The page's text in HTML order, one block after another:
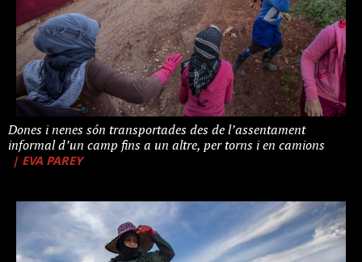
Dones i nenes són transportades des de l’assentament
informal d’un camp fins a un altre, per torns i en camions
| EVA PAREY